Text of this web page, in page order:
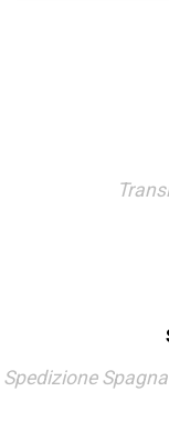
Spedizione